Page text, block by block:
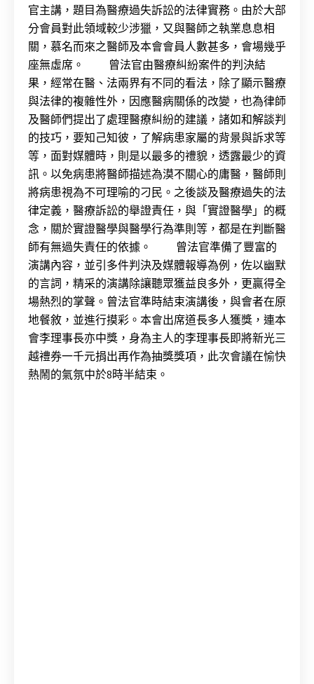
官主講，題目為醫療過失訴訟的法律實務。由於大部
分會員對此領域較少涉獵，又與醫師之執業息息相
關，慕名而來之醫師及本會會員人數甚多，會場幾乎
座無虛席。 曾法官由醫療糾紛案件的判決結
果，經常在醫、法兩界有不同的看法，除了顯示醫療
與法律的複雜性外，因應醫病關係的改變，也為律師
及醫師們提出了處理醫療糾紛的建議，諸如和解談判
的技巧，要知己知彼，了解病患家屬的背景與訴求等
等，面對媒體時，則是以最多的禮貌，透露最少的資
訊。以免病患將醫師描述為漠不關心的庸醫，醫師則
將病患視為不可理喻的刁民。之後談及醫療過失的法
律定義，醫療訴訟的舉證責任，與「實證醫學」的概
念，關於實證醫學與醫學行為準則等，都是在判斷醫
師有無過失責任的依據。 曾法官準備了豐富的
演講內容，並引多件判決及媒體報導為例，佐以幽默
的言詞，精采的演講除讓聽眾獲益良多外，更贏得全
場熱烈的掌聲。曾法官準時結束演講後，與會者在原
地餐敘，並進行摸彩。本會出席道長多人獲獎，連本
會李理事長亦中獎，身為主人的李理事長即將新光三
越禮券一千元捐出再作為抽獎獎項，此次會議在愉快
熱鬧的氣氛中於8時半結束。